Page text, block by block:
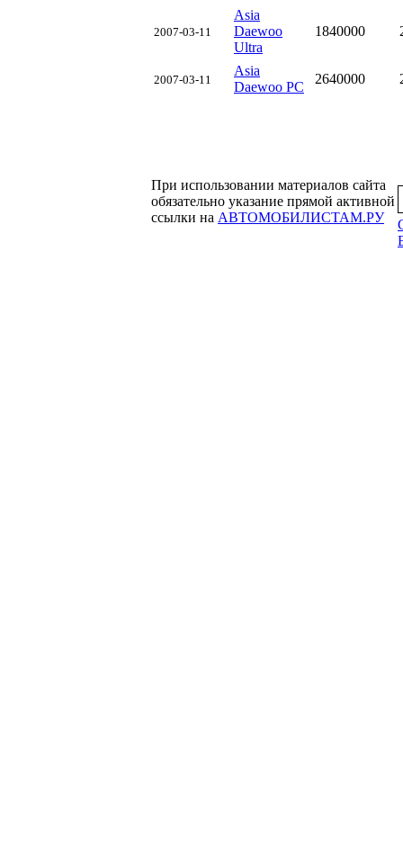
2007-03-11
Аsia
Daewoo
Ultra
1840000
2007-03-11
Аsia
Daewoo PC
2640000
При использовании материалов сайта
обязательно указание прямой активной
ссылки на АВТОМОБИЛИСТАМ.РУ